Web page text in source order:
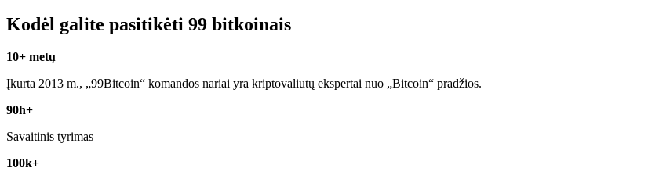
Kodėl galite pasitikėti 99 bitkoinais
10+ metų
Įkurta 2013 m., „99Bitcoin“ komandos nariai yra kriptovaliutų ekspertai nuo „Bitcoin“ pradžios.
90h+
Savaitinis tyrimas
100k+